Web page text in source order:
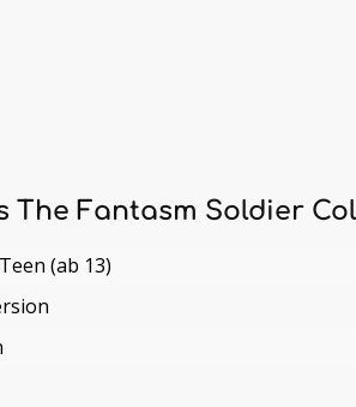
Fantasm Soldier
(ab 13)